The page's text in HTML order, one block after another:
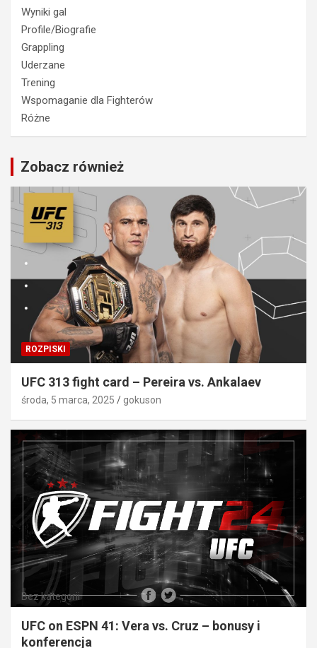
Wyniki gal
Profile/Biografie
Grappling
Uderzane
Trening
Wspomaganie dla Fighterów
Różne
Zobacz również
ROZPISKI
UFC 313 fight card – Pereira vs. Ankalaev
środa, 5 marca, 2025 gokuson
Bez kategorii
UFC on ESPN 41: Vera vs. Cruz – bonusy i
konferencja